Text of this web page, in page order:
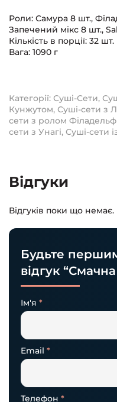
Роли: Самура 8 шт.,
Запечений мікс 8 шт.,
Кількість в порції: 32 шт.
Вага: 1090 г
Категорії: Суші-Сети,
Кунжутом, Суші-сети з
сети з ролом
сети з Унагі, Суші-сети
Відгуки
Відгуків поки що немає.
Будьте
відгук
Ім'я *
Email *
Телефон *